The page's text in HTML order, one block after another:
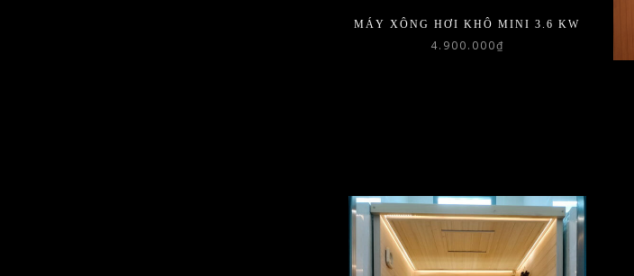
MÁY XÔNG HƠI KHÔ MINI 3.6 KW
4.900.000₫